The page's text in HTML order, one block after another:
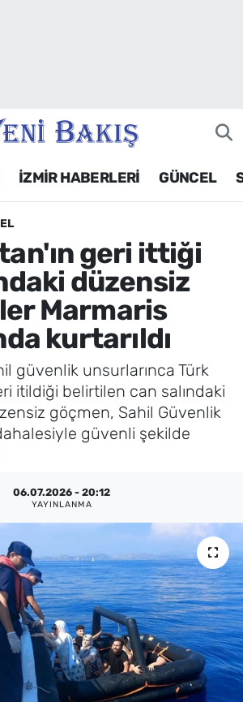
İZMİR HABERLERİ GÜNCEL
geri ittiği
düzensiz
Marmaris
kurtarıldı
güvenlik unsurlarınca Türk
itildiği belirtilen can salındaki
göçmen, Sahil Güvenlik
güvenli şekilde
06.07.2026 - 20:12
YAYINLANMA
Adliye